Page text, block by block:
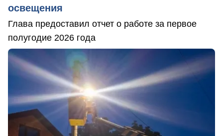
освещения
Глава предоставил отчет о работе за первое
полугодие 2026 года